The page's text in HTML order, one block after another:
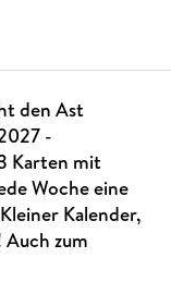
den Ast
-
Karten mit
Woche eine
Kalender,
zum